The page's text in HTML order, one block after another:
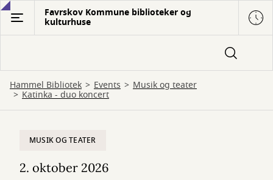
Gå
hovedindhold
Favrskov Kommune biblioteker og
kulturhuse
Hammel Bibliotek Events Musik og teater
Katinka - duo koncert
MUSIK OG TEATER
2. oktober 2026